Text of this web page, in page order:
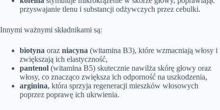
przyswajanie tlenu i substancji odżywczych przez cebulki.
Innymi ważnymi składnikami są:
biotyna oraz niacyna (witamina B3), które wzmacniają włosy i
zwiększają ich elastyczność,
pantenol (witamina B5) skutecznie nawilża skórę głowy oraz
włosy, co znacząco zwiększa ich odporność na uszkodzenia,
arginina, która sprzyja regeneracji mieszków włosowych
poprzez poprawę ich ukrwienia.